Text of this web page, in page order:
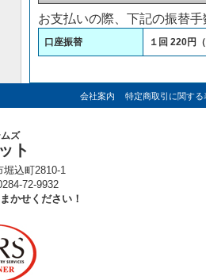
お支払いの際、下記の振替
口座振替 １回 220円
会社案内 特定商取引に関する
ズ
ト
堀込町2810-1
72-9932
かせください！